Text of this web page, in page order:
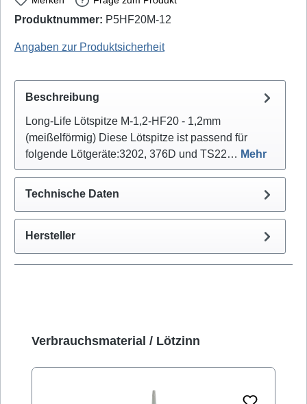
Produktnummer: P5HF20M-12
Angaben zur Produktsicherheit
Beschreibung
Long-Life Lötspitze M-1,2-HF20 - 1,2mm
(meißelförmig) Diese Lötspitze ist passend für
folgende Lötgeräte:3202, 376D und TS22… Mehr
Technische Daten
Hersteller
Produktgalerie überspringen
Verbrauchsmaterial / Lötzinn